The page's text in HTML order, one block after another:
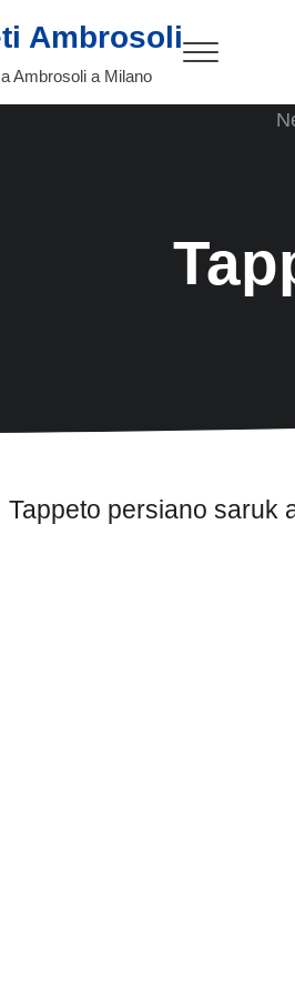
Ambrosoli
Ambrosoli a Milano
Menu
Tappeto persiano saruk